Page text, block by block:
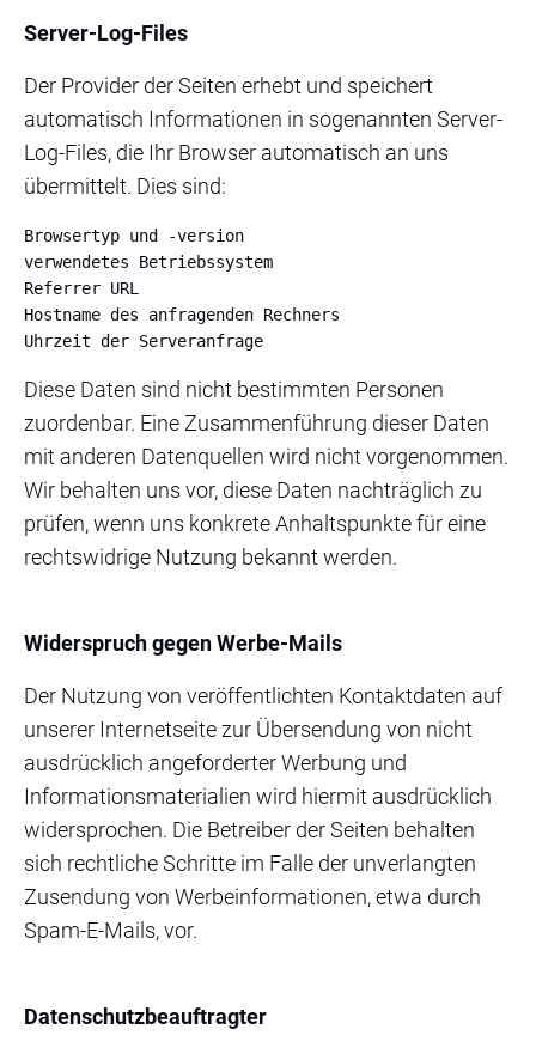
Server-Log-Files
Der Provider der Seiten erhebt und speichert
automatisch Informationen in sogenannten Server-
Log-Files, die Ihr Browser automatisch an uns
übermittelt. Dies sind:
Browsertyp und -version
verwendetes Betriebssystem
Referrer URL
Hostname des anfragenden Rechners
Uhrzeit der Serveranfrage
Diese Daten sind nicht bestimmten Personen
zuordenbar. Eine Zusammenführung dieser Daten
mit anderen Datenquellen wird nicht vorgenommen.
Wir behalten uns vor, diese Daten nachträglich zu
prüfen, wenn uns konkrete Anhaltspunkte für eine
rechtswidrige Nutzung bekannt werden.
Widerspruch gegen Werbe-Mails
Der Nutzung von veröffentlichten Kontaktdaten auf
unserer Internetseite zur Übersendung von nicht
ausdrücklich angeforderter Werbung und
Informationsmaterialien wird hiermit ausdrücklich
widersprochen. Die Betreiber der Seiten behalten
sich rechtliche Schritte im Falle der unverlangten
Zusendung von Werbeinformationen, etwa durch
Spam-E-Mails, vor.
Datenschutzbeauftragter